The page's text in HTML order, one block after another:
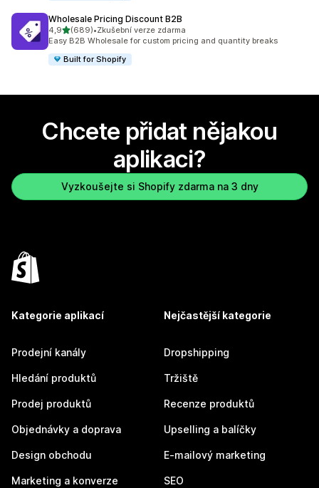
Wholesale Pricing Discount B2B
4,9z 5 hvězd
(689)
Celkový počet recenzí: 689
•Zkušební verze zdarma
Easy B2B Wholesale for custom pricing and quantity breaks
Built for Shopify
Chcete přidat nějakou
aplikaci?
Vyzkoušejte si Shopify zdarma na 3 dny
Kategorie aplikací
Prodejní kanály
Hledání produktů
Prodej produktů
Objednávky a doprava
Design obchodu
Marketing a konverze
Nejčastější kategorie
Dropshipping
Tržiště
Recenze produktů
Upselling a balíčky
E-mailový marketing
SEO